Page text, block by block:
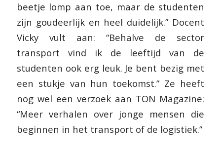
beetje lomp aan toe, maar de studenten
zijn goudeerlijk en heel duidelijk.” Docent
Vicky vult aan: “Behalve de sector
transport vind ik de leeftijd van de
studenten ook erg leuk. Je bent bezig met
een stukje van hun toekomst.” Ze heeft
nog wel een verzoek aan TON Magazine:
“Meer verhalen over jonge mensen die
beginnen in het transport of de logistiek.”